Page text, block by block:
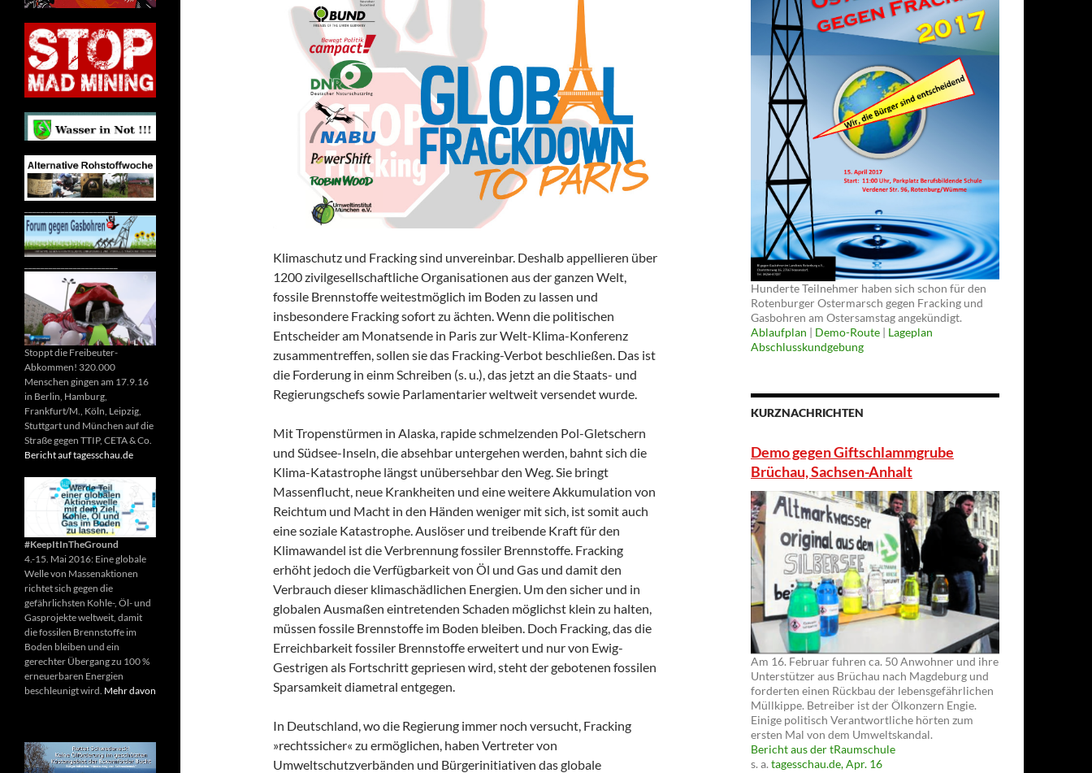
Klimaschutz und Fracking sind unvereinbar. Deshalb appellieren über
1200 zivilgesellschaftliche Organisationen aus der ganzen Welt,
fossile Brennstoffe weitestmöglich im Boden zu lassen und
insbesondere Fracking sofort zu ächten. Wenn die politischen
Entscheider am Monatsende in Paris zur Welt-Klima-Konferenz
zusammentreffen, sollen sie das Fracking-Verbot beschließen. Das ist
die Forderung in einm Schreiben (s. u.), das jetzt an die Staats- und
Regierungschefs sowie Parlamentarier weltweit versendet wurde.
Mit Tropenstürmen in Alaska, rapide schmelzenden Pol-Gletschern
und Südsee-Inseln, die absehbar untergehen werden, bahnt sich die
Klima-Katastrophe längst unübersehbar den Weg. Sie bringt
Massenflucht, neue Krankheiten und eine weitere Akkumulation von
Reichtum und Macht in den Händen weniger mit sich, ist somit auch
eine soziale Katastrophe. Auslöser und treibende Kraft für den
Klimawandel ist die Verbrennung fossiler Brennstoffe. Fracking
erhöht jedoch die Verfügbarkeit von Öl und Gas und damit den
Verbrauch dieser klimaschädlichen Energien. Um den sicher und in
globalen Ausmaßen eintretenden Schaden möglichst klein zu halten,
müssen fossile Brennstoffe im Boden bleiben. Doch Fracking, das die
Erreichbarkeit fossiler Brennstoffe erweitert und nur von Ewig-
Gestrigen als Fortschritt gepriesen wird, steht der gebotenen fossilen
Sparsamkeit diametral entgegen.
In Deutschland, wo die Regierung immer noch versucht, Fracking
»rechtssicher« zu ermöglichen, haben Vertreter von
Umweltschutzverbänden und Bürgerinitiativen das globale
Hunderte Teilnehmer haben sich schon für den
Rotenburger Ostermarsch gegen Fracking und
Gasbohren am Ostersamstag angekündigt.
Ablaufplan | Demo-Route | Lageplan
Abschlusskundgebung
KURZNACHRICHTEN
Demo gegen Giftschlammgrube
Brüchau, Sachsen-Anhalt
Am 16. Februar fuhren ca. 50 Anwohner und ihre
Unterstützer aus Brüchau nach Magdeburg und
forderten einen Rückbau der lebensgefährlichen
Müllkippe. Betreiber ist der Ölkonzern Engie.
Einige politisch Verantwortliche hörten zum
ersten Mal von dem Umweltskandal.
Bericht aus der tRaumschule
s. a. tagesschau.de, Apr. 16
Stoppt die Freibeuter-
Abkommen! 320.000
Menschen gingen am 17.9.16
in Berlin, Hamburg,
Frankfurt/M., Köln, Leipzig,
Stuttgart und München auf die
Straße gegen TTIP, CETA & Co.
Bericht auf tagesschau.de
#KeepItInTheGround
4.-15. Mai 2016: Eine globale
Welle von Massenaktionen
richtet sich gegen die
gefährlichsten Kohle-, Öl- und
Gasprojekte weltweit, damit
die fossilen Brennstoffe im
Boden bleiben und ein
gerechter Übergang zu 100 %
erneuerbaren Energien
beschleunigt wird. Mehr davon